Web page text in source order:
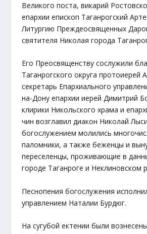
Великого поста, викарий
епархии епископ Таганрогский
Литургию Преждеосвященных
святителя Николая города
Его Преосвященству сослужили
Таганрогского округа протоиерей
секретарь Епархиального
на-Дону епархии иерей Димитрий
клирики Никольского храма и
чин возглавил диакон Николай
богослужением молились
паломники, а также беженцы и
переселенцы, проживающие в
городе Таганроге и Неклиновском
Песнопения богослужения
управлением Наталии Бурдюг.
На сугубой ектении были